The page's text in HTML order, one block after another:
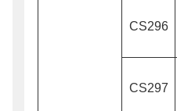
CS296
CS297